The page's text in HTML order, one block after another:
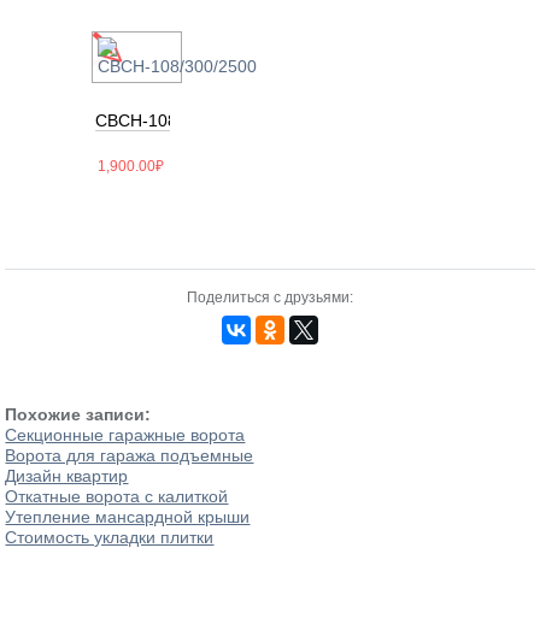
СВСН-108/300/2500
1,900.00₽
Поделиться с друзьями:
Похожие записи:
Секционные гаражные ворота
Ворота для гаража подъемные
Дизайн квартир
Откатные ворота с калиткой
Утепление мансардной крыши
Стоимость укладки плитки